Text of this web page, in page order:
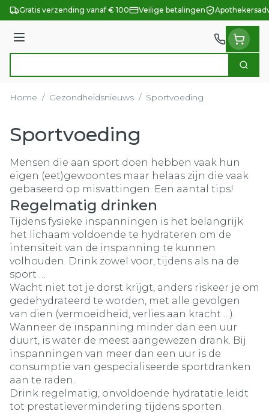
Ga naar de inhoud
Gratis verzending vanaf € 100 Veilige betalingen
Menu
Zoek
Home / Gezondheidsnieuws / Sportvoeding
Sportvoeding
Mensen die aan sport doen hebben vaak hun
eigen (eet)gewoontes maar helaas zijn die vaak
gebaseerd op misvattingen. Een aantal tips!
Regelmatig drinken
Tijdens fysieke inspanningen is het belangrijk
het lichaam voldoende te hydrateren om de
intensiteit van de inspanning te kunnen
volhouden. Drink zowel voor, tijdens als na de
sport …
Wacht niet tot je dorst krijgt, anders riskeer je om
gedehydrateerd te worden, met alle gevolgen
van dien (vermoeidheid, verlies aan kracht …).
Wanneer de inspanning minder dan een uur
duurt, is water de meest aangewezen drank. Bij
inspanningen van meer dan een uur is de
consumptie van gespecialiseerde sportdranken
aan te raden.
Drink regelmatig, onvoldoende hydratatie leidt
tot prestatievermindering tijdens sporten.